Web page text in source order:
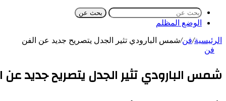
بحث عن
الوضع المظلم
الرئيسية/فن/شمس البارودي تثير الجدل يتصريح جديد عن الفن
فن
شمس البارودي تثير الجدل يتصريح جديد عن